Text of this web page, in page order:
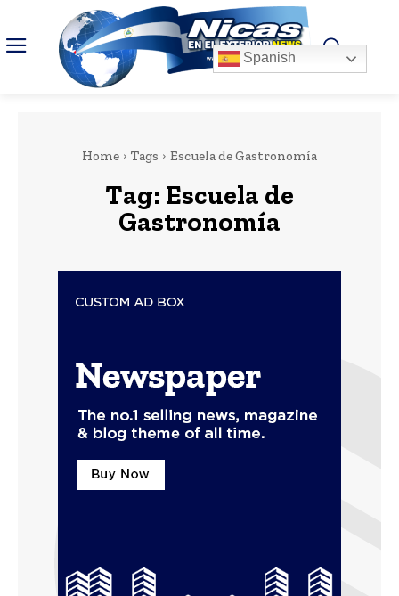
Home Tags Escuela de Gastronomía
Tag: Escuela de
Gastronomía
Spanish